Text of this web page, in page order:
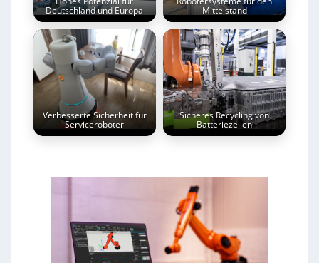
Deutschland und Europa Mittelstand
Verbesserte Sicherheit für
Serviceroboter
Sicheres Recycling von
Batteriezellen